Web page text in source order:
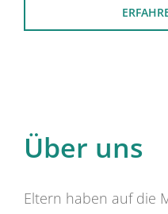
Über uns
Eltern haben auf die